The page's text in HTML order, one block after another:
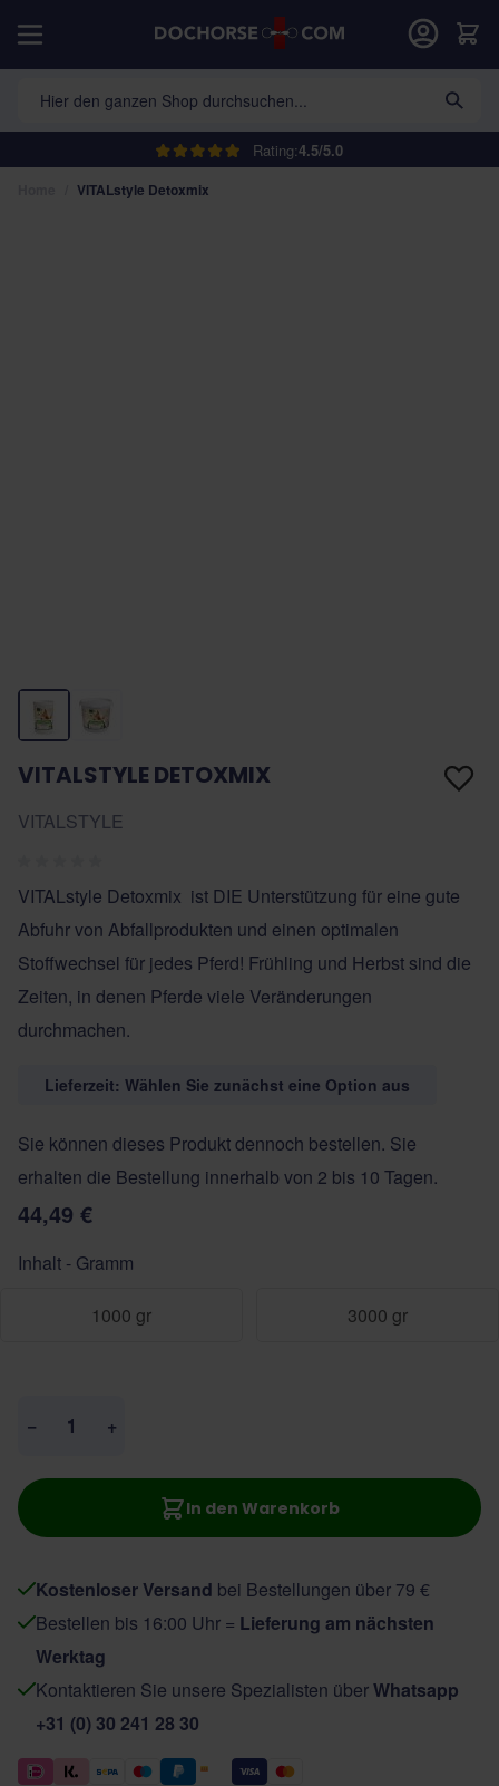
Rating:4.5/5.0
Hier den ganzen Shop durchsuchen...
VITALstyle Detoxmix
VITALSTYLE DETOXMIX
VITALSTYLE
VITALstyle Detoxmix ist DIE Unterstützung für eine gute
Abfuhr von Abfallprodukten und einen optimalen
Stoffwechsel für jedes Pferd! Frühling und Herbst sind die
Zeiten, in denen Pferde viele Veränderungen
durchmachen.
Lieferzeit: Wählen Sie zunächst eine Option aus
Sie können dieses Produkt dennoch bestellen. Sie
erhalten die Bestellung innerhalb von 2 bis 10 Tagen.
44,49 €
Inhalt - Gramm
1000 gr 3000 gr
− +
In den Warenkorb
Kostenloser Versand bei Bestellungen über 79 €
Bestellen bis 16:00 Uhr = Lieferung am nächsten
Werktag
Kontaktieren Sie unsere Spezialisten überWhatsapp
+31 (0) 30 241 28 30